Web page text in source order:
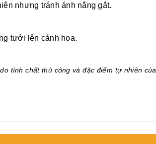
nhưng tránh ánh nắng gắt.
tưới lên cánh hoa.
tính chất thủ công và đặc điểm tự nhiên của